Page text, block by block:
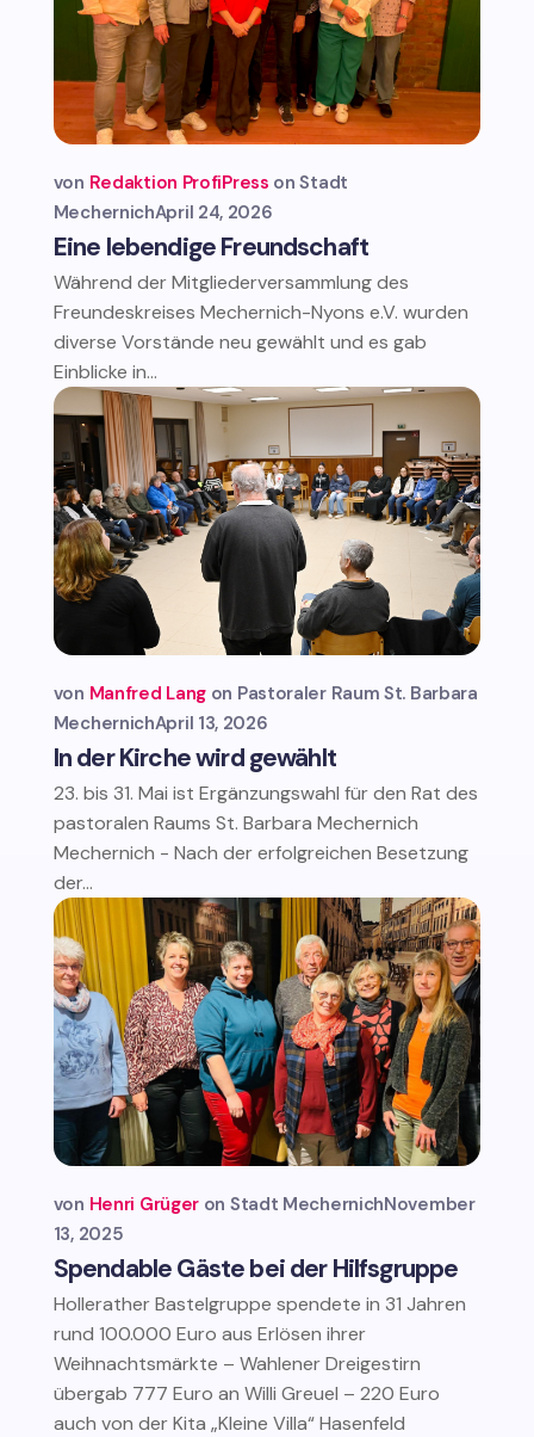
Eine lebendige Freundschaft
von Redaktion ProfiPress
Stadt
MechernichApril 24, 2026
Während der Mitgliederversammlung des
Freundeskreises Mechernich-Nyons e.V. wurden
diverse Vorstände neu gewählt und es gab
Einblicke in...
In der Kirche wird gewählt
von Manfred Lang
Pastoraler Raum St. Barbara
MechernichApril 13, 2026
23. bis 31. Mai ist Ergänzungswahl für den Rat des
pastoralen Raums St. Barbara Mechernich
Mechernich - Nach der erfolgreichen Besetzung
der...
Spendable Gäste bei der Hilfsgruppe
von Henri Grüger Stadt MechernichNovember
13, 2025
Hollerather Bastelgruppe spendete in 31 Jahren
rund 100.000 Euro aus Erlösen ihrer
Weihnachtsmärkte – Wahlener Dreigestirn
übergab 777 Euro an Willi Greuel – 220 Euro
auch von der Kita „Kleine Villa“ Hasenfeld